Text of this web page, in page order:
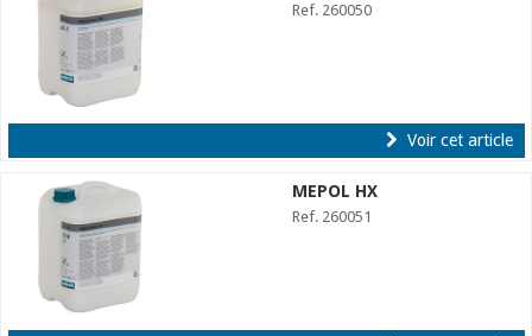
Ref. 260050
Voir cet article
MEPOL HX
Ref. 260051